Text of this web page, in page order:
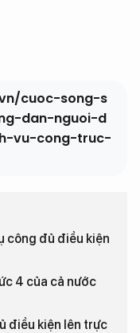
cuoc-song-s
dan-nguoi-d
vu-cong-truc-
công đủ điều kiện
4 của cả nước
điều kiện lên trực